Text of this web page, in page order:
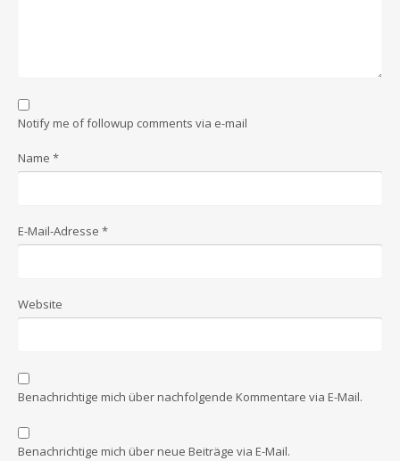
Notify me of followup comments via e-mail
Name *
E-Mail-Adresse *
Website
Benachrichtige mich über nachfolgende Kommentare via E-Mail.
Benachrichtige mich über neue Beiträge via E-Mail.